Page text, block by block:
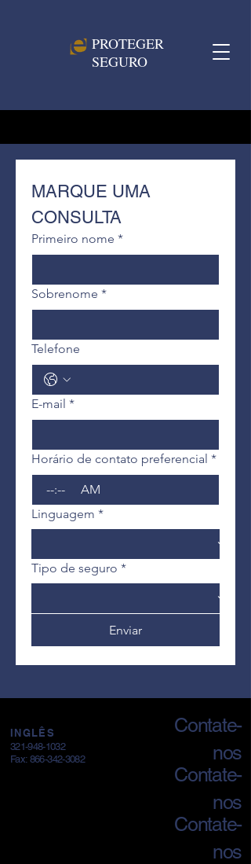
PROTEGER
SEGURO
MARQUE UMA
CONSULTA
Primeiro nome *
Sobrenome *
Telefone
E-mail *
Horário de contato preferencial *
:
AM
Linguagem *
Tipo de seguro *
Enviar
INGLÊS
321-948-1032
Fax: 866-342-3082
Contate-
nos
Contate-
nos
Contate-
nos